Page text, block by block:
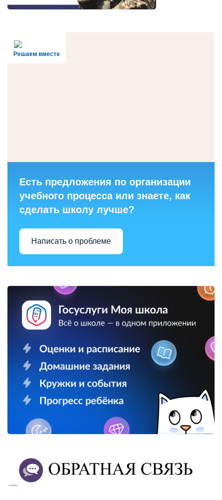
Решаем вместе
Есть предложения по организации
учебного процесса или знаете, как
сделать школу лучше?
Написать о проблеме